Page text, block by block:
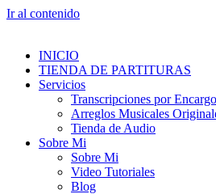
Ir al contenido
INICIO
TIENDA DE PARTITURAS
Servicios
Transcripciones por Encargo
Arreglos Musicales
Tienda de Audio
Sobre Mi
Sobre Mi
Video Tutoriales
Blog